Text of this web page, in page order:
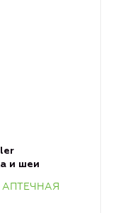
и шеи
АПТЕЧНАЯ